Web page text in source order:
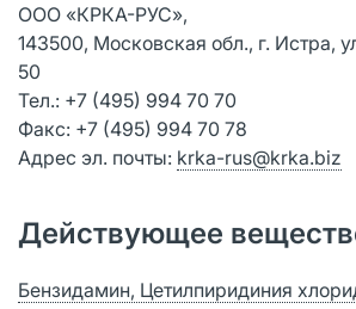
ООО «КРКА-РУС»,
143500, Московская обл., г. Истра,
50
Тел.: +7 (495) 994 70 70
Факс: +7 (495) 994 70 78
Адрес эл. почты: krka-rus@krka.biz
Действующее
Бензидамин, Цетилпиридиния